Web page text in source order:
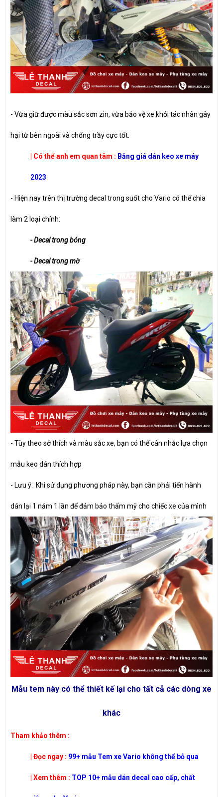
- Vừa giữ được màu sắc sơn zin, vừa bảo vệ xe khỏi tác nhân gây
hại từ bên ngoài và chống trầy cực tốt.
| Có thể anh em quan tâm : Bảng giá dán keo xe máy
2023
- Hiện nay trên thị trường decal trong suốt cho Vario có thể chia
làm 2 loại chính:
- Decal trong bóng
- Decal trong mờ
- Tùy theo sở thích và màu sắc xe, bạn có thể cân nhắc lựa chọn
mẫu keo dán thích hợp
- Lưu ý: Khi sử dụng phương pháp này, bạn cần phải tiến hành
dán lại 1 năm 1 lần để đảm bảo thẩm mỹ cho chiếc xe của mình
Mẫu tem này có thể thiết kế lại cho tất cả các dòng xe
khác
​Tham khảo thêm :
| Đọc ngay : 99+ mẫu Tem xe Vario không thể bỏ qua
| Xem thêm : TOP 10+ mẫu dán decal cao cấp, chất